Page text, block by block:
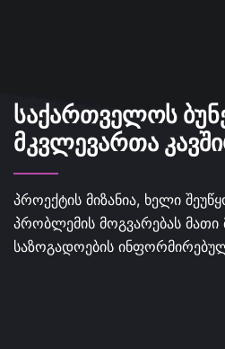
ᲡᲐᲥᲐᲠᲗᲕᲔᲚᲝᲡ
ᲛᲙᲕᲚᲔᲕᲐᲠᲗᲐ
პროექტის მიზანია, ხელი
პრობლემის მოგვარებას მათი
საზოგადოების